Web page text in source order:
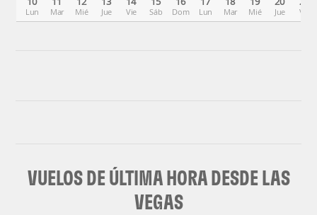
Lun Mar Mié Jue Vie Sáb Dom Lun Mar Mié Jue Vie
VUELOS DE ÚLTIMA HORA DESDE LAS
VEGAS